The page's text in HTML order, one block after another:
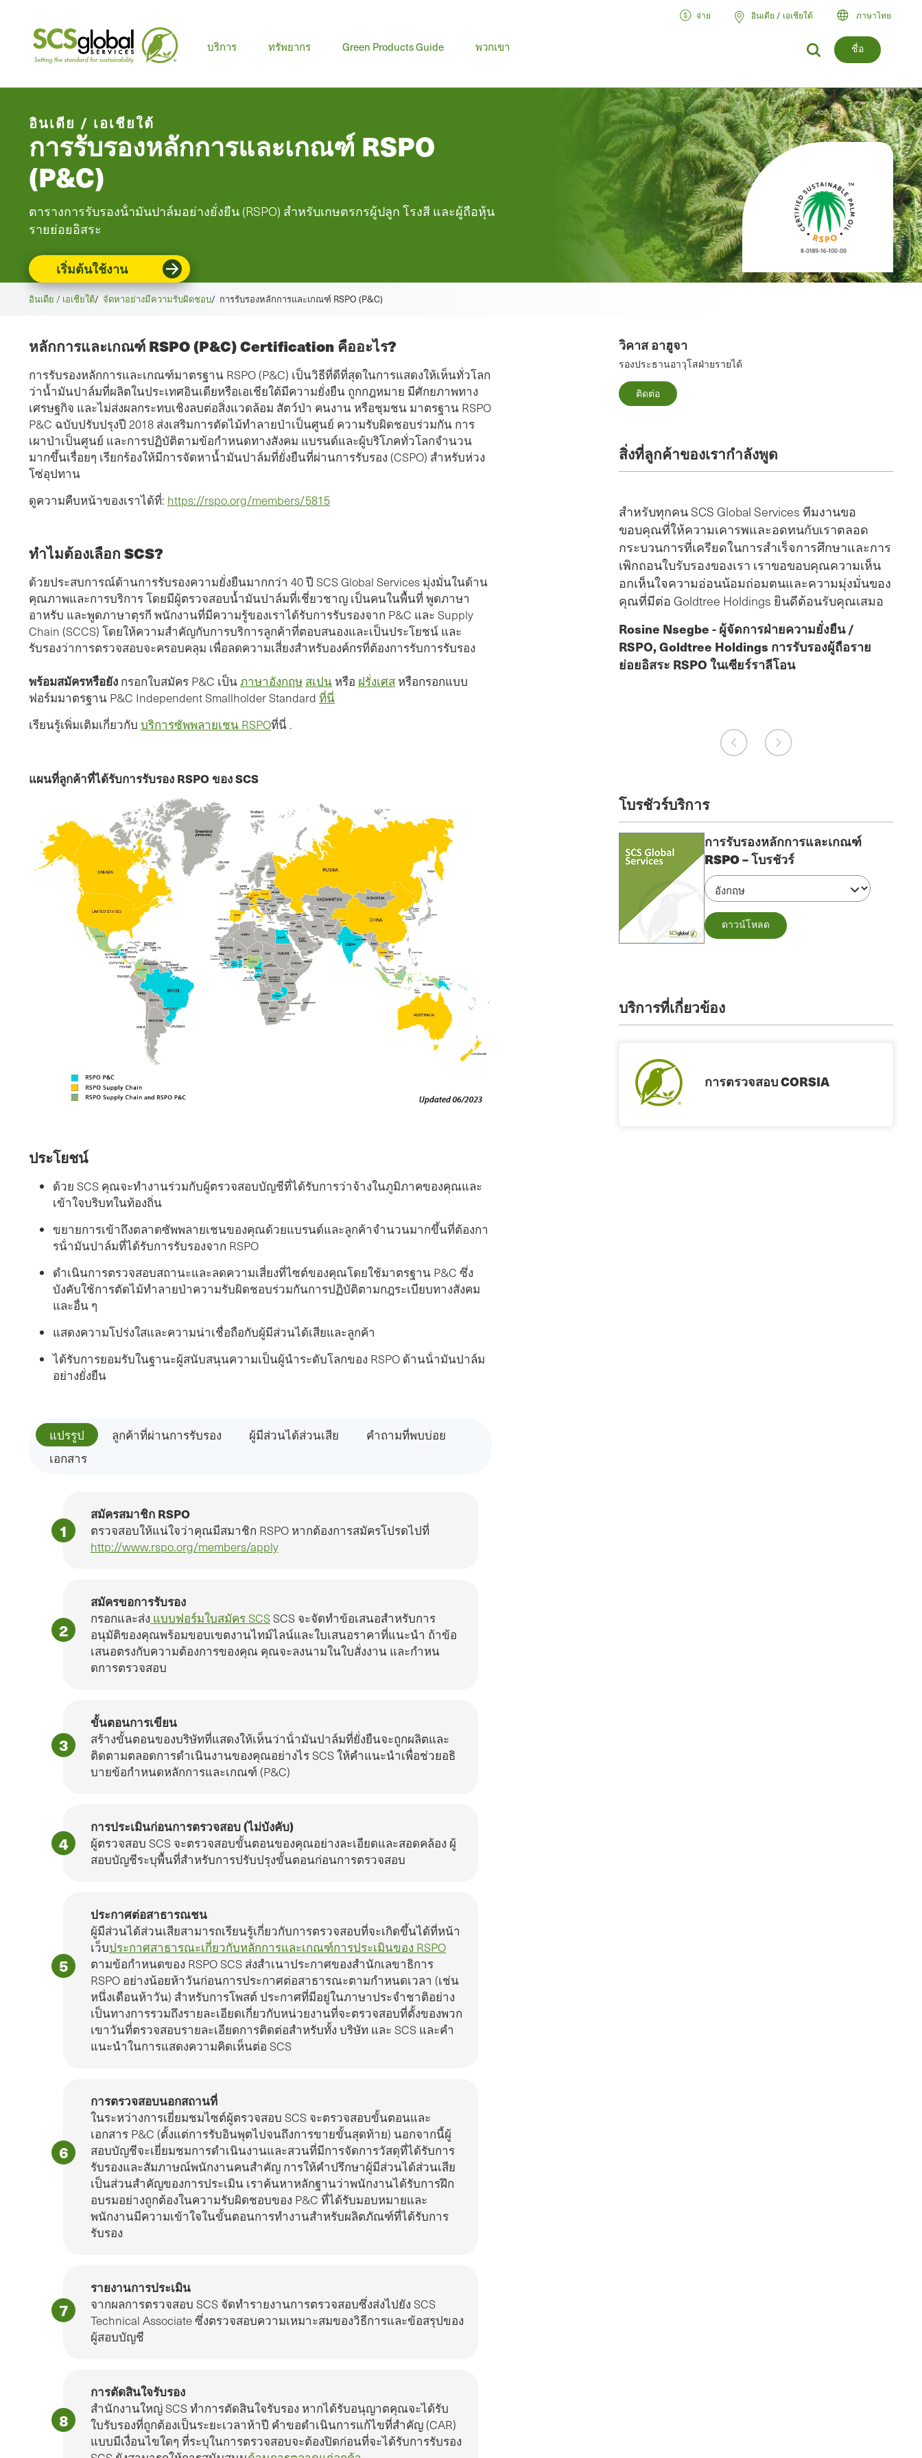
ชื่อ
บริการ ทรัพยากร Green Products Guide พวกเขา
จ่าย อินเดีย / เอเชียใต้ ภาษาไทย
อินเดีย / เอเชียใต้
การรับรองหลักการและเกณฑ์ RSPO
(P&C)
ตารางการรับรองน้ํามันปาล์มอย่างยั่งยืน (RSPO) สําหรับเกษตรกรผู้ปลูก โรงสี และผู้ถือหุ้น
รายย่อยอิสระ
เริ่มต้นใช้งาน
อินเดีย / เอเชียใต้/ จัดหาอย่างมีความรับผิดชอบ/ การรับรองหลักการและเกณฑ์ RSPO (P&C)
วิคาส อาฮูจา
รองประธานอาวุโสฝ่ายรายได้
ติดต่อ
หลักการและเกณฑ์ RSPO (P&C) Certification คืออะไร?
การรับรองหลักการและเกณฑ์มาตรฐาน RSPO (P&C) เป็นวิธีที่ดีที่สุดในการแสดงให้เห็นทั่วโลก
ว่าน้ำมันปาล์มที่ผลิตในประเทศอินเดียหรือเอเชียใต้มีความยั่งยืน ถูกกฎหมาย มีศักยภาพทาง
เศรษฐกิจ และไม่ส่งผลกระทบเชิงลบต่อสิ่งแวดล้อม สัตว์ป่า คนงาน หรือชุมชน มาตรฐาน RSPO
P&C ฉบับปรับปรุงปี 2018 ส่งเสริมการตัดไม้ทำลายป่าเป็นศูนย์ ความรับผิดชอบร่วมกัน การ
เผาป่าเป็นศูนย์ และการปฏิบัติตามข้อกำหนดทางสังคม แบรนด์และผู้บริโภคทั่วโลกจำนวน
มากขึ้นเรื่อยๆ เรียกร้องให้มีการจัดหาน้ำมันปาล์มที่ยั่งยืนที่ผ่านการรับรอง (CSPO) สำหรับห่วง
โซ่อุปทาน
ดูความคืบหน้าของเราได้ที่: https://rspo.org/members/5815
ทําไมต้องเลือก SCS?
ด้วยประสบการณ์ด้านการรับรองความยั่งยืนมากกว่า 40 ปี SCS Global Services มุ่งมั่นในด้าน
คุณภาพและการบริการ โดยมีผู้ตรวจสอบน้ำมันปาล์มที่เชี่ยวชาญ เป็นคนในพื้นที่ พูดภาษา
อาหรับ และพูดภาษาตุรกี พนักงานที่มีความรู้ของเราได้รับการรับรองจาก P&C และ Supply
Chain (SCCS) โดยให้ความสำคัญกับการบริการลูกค้าที่ตอบสนองและเป็นประโยชน์ และ
รับรองว่าการตรวจสอบจะครอบคลุม เพื่อลดความเสี่ยงสำหรับองค์กรที่ต้องการรับการรับรอง
พร้อมสมัครหรือยัง กรอกใบสมัคร P&C เป็นภาษาอังกฤษ สเปน หรือ ฝรั่งเศส หรือกรอกแบบ
ฟอร์มมาตรฐาน P&C Independent Smallholder Standard ที่นี่
เรียนรู้เพิ่มเติมเกี่ยวกับ บริการซัพพลายเชน RSPOที่นี่ .
แผนที่ลูกค้าที่ได้รับการรับรอง RSPO ของ SCS
ประโยชน์
ด้วย SCS คุณจะทํางานร่วมกับผู้ตรวจสอบบัญชีที่ได้รับการว่าจ้างในภูมิภาคของคุณและ
เข้าใจบริบทในท้องถิ่น
ขยายการเข้าถึงตลาดซัพพลายเชนของคุณด้วยแบรนด์และลูกค้าจํานวนมากขึ้นที่ต้องกา
รน้ํามันปาล์มที่ได้รับการรับรองจาก RSPO
ดําเนินการตรวจสอบสถานะและลดความเสี่ยงที่ไซต์ของคุณโดยใช้มาตรฐาน P&C ซึ่ง
บังคับใช้การตัดไม้ทําลายป่าความรับผิดชอบร่วมกันการปฏิบัติตามกฎระเบียบทางสังคม
และอื่น ๆ
แสดงความโปร่งใสและความน่าเชื่อถือกับผู้มีส่วนได้เสียและลูกค้า
ได้รับการยอมรับในฐานะผู้สนับสนุนความเป็นผู้นําระดับโลกของ RSPO ด้านน้ํามันปาล์ม
อย่างยั่งยืน
แปรรูป ลูกค้าที่ผ่านการรับรอง ผู้มีส่วนได้ส่วนเสีย
คําถามที่พบบ่อย
เอกสาร
สมัครสมาชิก RSPO
ตรวจสอบให้แน่ใจว่าคุณมีสมาชิก RSPO หากต้องการสมัครโปรดไปที่
http://www.rspo.org/members/apply
สมัครขอการรับรอง
กรอกและส่ง แบบฟอร์มใบสมัคร SCSSCS จะจัดทําข้อเสนอสําหรับการ
อนุมัติของคุณพร้อมขอบเขตงานไทม์ไลน์และใบเสนอราคาที่แนะนํา ถ้าข้อ
เสนอตรงกับความต้องการของคุณ คุณจะลงนามในใบสั่งงาน และกําหน
ดการตรวจสอบ
ขั้นตอนการเขียน
สร้างขั้นตอนของบริษัทที่แสดงให้เห็นว่าน้ํามันปาล์มที่ยั่งยืนจะถูกผลิตและ
ติดตามตลอดการดําเนินงานของคุณอย่างไร SCS ให้คําแนะนําเพื่อช่วยอธิ
บายข้อกําหนดหลักการและเกณฑ์ (P&C)
การประเมินก่อนการตรวจสอบ (ไม่บังคับ)
ผู้ตรวจสอบ SCS จะตรวจสอบขั้นตอนของคุณอย่างละเอียดและสอดคล้อง ผู้
สอบบัญชีระบุพื้นที่สําหรับการปรับปรุงขั้นตอนก่อนการตรวจสอบ
ประกาศต่อสาธารณชน
ผู้มีส่วนได้ส่วนเสียสามารถเรียนรู้เกี่ยวกับการตรวจสอบที่จะเกิดขึ้นได้ที่หน้า
เว็บประกาศสาธารณะเกี่ยวกับหลักการและเกณฑ์การประเมินของ RSPO
ตามข้อกําหนดของ RSPO SCS ส่งสําเนาประกาศของสํานักเลขาธิการ
RSPO อย่างน้อยห้าวันก่อนการประกาศต่อสาธารณะตามกําหนดเวลา (เช่น
หนึ่งเดือนห้าวัน) สําหรับการโพสต์ ประกาศที่มีอยู่ในภาษาประจําชาติอย่าง
เป็นทางการรวมถึงรายละเอียดเกี่ยวกับหน่วยงานที่จะตรวจสอบที่ตั้งของพวก
เขาวันที่ตรวจสอบรายละเอียดการติดต่อสําหรับทั้ง บริษัท และ SCS และคํา
แนะนําในการแสดงความคิดเห็นต่อ SCS
การตรวจสอบนอกสถานที่
ในระหว่างการเยี่ยมชมไซต์ผู้ตรวจสอบ SCS จะตรวจสอบขั้นตอนและ
เอกสาร P&C (ตั้งแต่การรับอินพุตไปจนถึงการขายขั้นสุดท้าย) นอกจากนี้ผู้
สอบบัญชีจะเยี่ยมชมการดําเนินงานและสวนที่มีการจัดการวัสดุที่ได้รับการ
รับรองและสัมภาษณ์พนักงานคนสําคัญ การให้คําปรึกษาผู้มีส่วนได้ส่วนเสีย
เป็นส่วนสําคัญของการประเมิน เราค้นหาหลักฐานว่าพนักงานได้รับการฝึก
อบรมอย่างถูกต้องในความรับผิดชอบของ P&C ที่ได้รับมอบหมายและ
พนักงานมีความเข้าใจในขั้นตอนการทํางานสําหรับผลิตภัณฑ์ที่ได้รับการ
รับรอง
รายงานการประเมิน
จากผลการตรวจสอบ SCS จัดทํารายงานการตรวจสอบซึ่งส่งไปยัง SCS
Technical Associate ซึ่งตรวจสอบความเหมาะสมของวิธีการและข้อสรุปของ
ผู้สอบบัญชี
การตัดสินใจรับรอง
สํานักงานใหญ่ SCS ทําการตัดสินใจรับรอง หากได้รับอนุญาตคุณจะได้รับ
ใบรับรองที่ถูกต้องเป็นระยะเวลาห้าปี คําขอดําเนินการแก้ไขที่สําคัญ (CAR)
แบบมีเงื่อนไขใดๆ ที่ระบุในการตรวจสอบจะต้องปิดก่อนที่จะได้รับการรับรอง
สิ่งที่ลูกค้าของเรากำลังพูด
รับรองห่วงโซ่อุปทาน วิธีการนี้ได้ไปไกลเพื่อขยายมุม
มองของเราเกี่ยวกับระบบห่วงโซ่อุปทานของเราซึ่ง
เป็นประโยชน์ในการปรับปรุงระบบของเรา
Rosine Nsegbe - ผู้จัดการฝ่ายความยั่งยืน /
ย่อยอิสระ RSPO ในเซียร์ราลีโอน
สําหรับทุกคน SCS Global Services ทีมงานขอ
ขอบคุณที่ให้ความเคารพและอดทนกับเราตลอด
กระบวนการที่เครียดในการสําเร็จการศึกษาและการ
เพิกถอนใบรับรองของเรา เราขอขอบคุณความเห็น
อกเห็นใจความอ่อนน้อมถ่อมตนและความมุ่งมั่นของ
คุณที่มีต่อ Goldtree Holdings ยินดีต้อนรับคุณเสมอ
Rosine Nsegbe - ผู้จัดการฝ่ายความยั่งยืน /
RSPO, Goldtree Holdings การรับรองผู้ถือราย
ย่อยอิสระ RSPO ในเซียร์ราลีโอน
โบรชัวร์บริการ
การรับรองหลักการและเกณฑ์
RSPO – โบรชัวร์
ดาวน์โหลด
บริการที่เกี่ยวข้อง
การตรวจสอบ CORSIA